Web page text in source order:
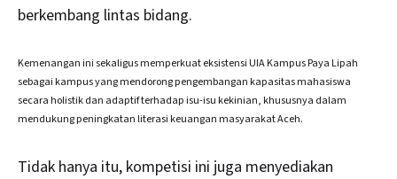
berkembang lintas bidang.
Kemenangan ini sekaligus memperkuat eksistensi UIA Kampus Paya Lipah
sebagai kampus yang mendorong pengembangan kapasitas mahasiswa
secara holistik dan adaptif terhadap isu-isu kekinian, khususnya dalam
mendukung peningkatan literasi keuangan masyarakat Aceh.
Tidak hanya itu, kompetisi ini juga menyediakan